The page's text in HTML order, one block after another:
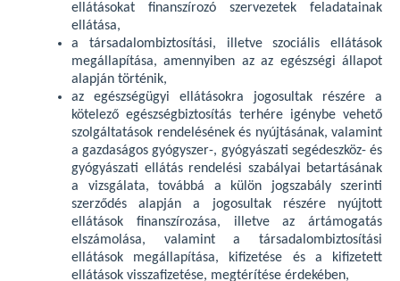
ellátásokat finanszírozó szervezetek feladatainak
ellátása,
a társadalombiztosítási, illetve szociális ellátások
megállapítása, amennyiben az az egészségi állapot
alapján történik,
az egészségügyi ellátásokra jogosultak részére a
kötelező egészségbiztosítás terhére igénybe vehető
szolgáltatások rendelésének és nyújtásának, valamint
a gazdaságos gyógyszer-, gyógyászati segédeszköz- és
gyógyászati ellátás rendelési szabályai betartásának
a vizsgálata, továbbá a külön jogszabály szerinti
szerződés alapján a jogosultak részére nyújtott
ellátások finanszírozása, illetve az ártámogatás
elszámolása, valamint a társadalombiztosítási
ellátások megállapítása, kifizetése és a kifizetett
ellátások visszafizetése, megtérítése érdekében,